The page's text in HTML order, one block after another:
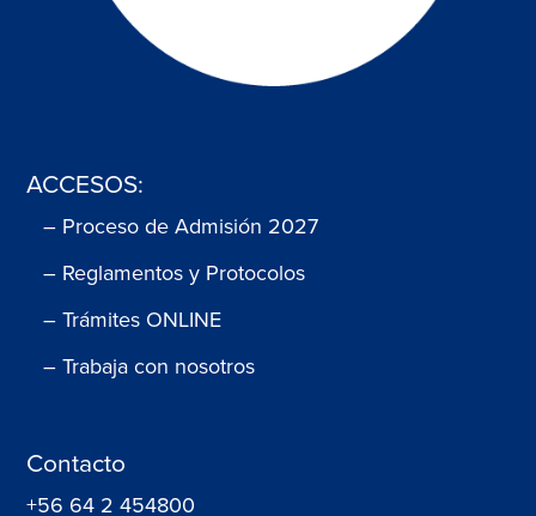
ACCESOS:
– Proceso de Admisión 2027
– Reglamentos y Protocolos
– Trámites ONLINE
– Trabaja con nosotros
Contacto
+56 64 2 454800